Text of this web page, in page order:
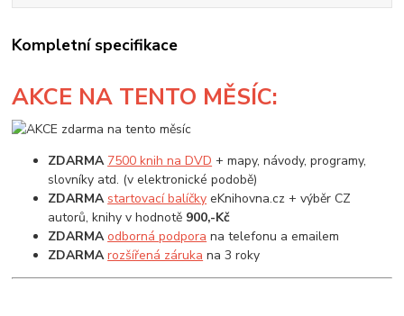
Kompletní specifikace
AKCE NA TENTO MĚSÍC:
ZDARMA 7500 knih na DVD + mapy, návody, programy,
slovníky atd. (v elektronické podobě)
ZDARMA startovací balíčky eKnihovna.cz + výběr CZ
autorů, knihy v hodnotě 900,-Kč
ZDARMA odborná podpora na telefonu a emailem
ZDARMA rozšířená záruka na 3 roky